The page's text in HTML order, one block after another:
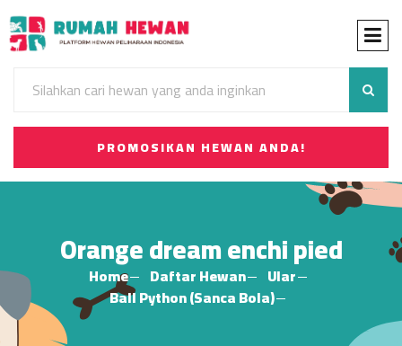
PROMOSIKAN HEWAN ANDA!
Orange dream enchi pied
Home Daftar Hewan
Ular
Ball Python (Sanca Bola)